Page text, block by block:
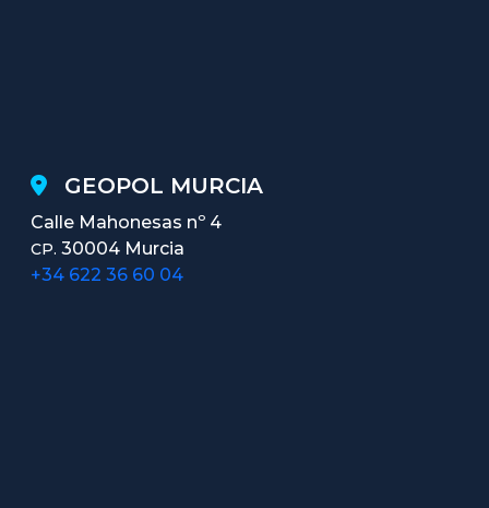
GEOPOL MURCIA
Calle Mahonesas nº 4
CP. 30004 Murcia
+34 622 36 60 04